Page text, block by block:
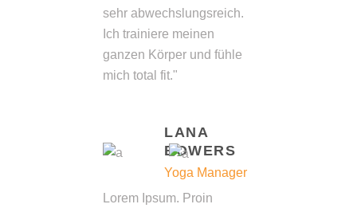
sehr abwechslungsreich.
Ich trainiere meinen
ganzen Körper und fühle
mich total fit."
LANA
BOWERS
Yoga Manager
Lorem Ipsum. Proin